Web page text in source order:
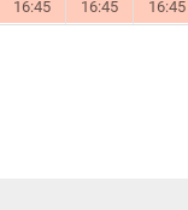
16:45 16:45 16:45